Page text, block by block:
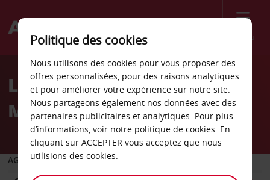
Menu
Welcome
AvisLocation de voiture
Münster
AGENCE DE DÉPART
Politique des cookies
Nous utilisons des cookies pour vous proposer des
offres personnalisées, pour des raisons analytiques
et pour améliorer votre expérience sur notre site.
Nous partageons également nos données avec des
partenaires publicitaires et analytiques. Pour plus
d’informations, voir notre politique de cookies. En
cliquant sur ACCEPTER vous acceptez que nous
utilisions des cookies.